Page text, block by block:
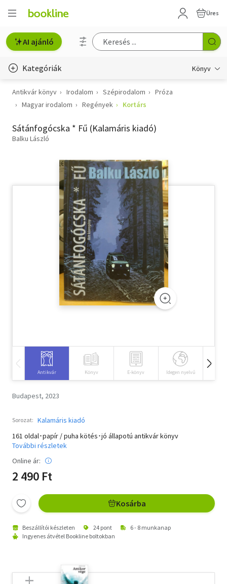
Üres
AI ajánló
Kategóriák Könyv
Életmód, egészség
Gyermek- és ifjúsági
Hobbi, szabadidő
Szótár, nyelvkönyv
Tankönyv, segédkönyv
Társadalomtudomány
Antikvár könyv Irodalom Szépirodalom
Próza
Magyar irodalom
Regények Kortárs
Sátánfogócska * Fű (Kalamáris kiadó)
Balku László
Antikvár Könyv E-könyv Idegen nyelvű
Budapest, 2023
Sorozat: Kalamáris kiadó
161 oldal･papír / puha kötés･jó állapotú antikvár könyv
További részletek
Online ár:
2 490 Ft
Kosárba
Beszállítói készleten 24 pont
6 - 8 munkanap
Ingyenes átvétel Bookline boltokban